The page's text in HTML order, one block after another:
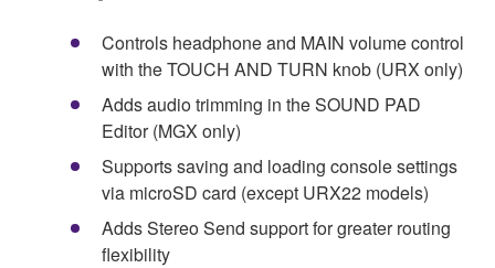
Controls headphone and MAIN volume control
with the TOUCH AND TURN knob (URX only)
Adds audio trimming in the SOUND PAD
Editor (MGX only)
Supports saving and loading console settings
via microSD card (except URX22 models)
Adds Stereo Send support for greater routing
flexibility